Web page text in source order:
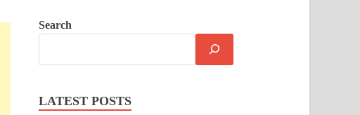
Search
LATEST POSTS